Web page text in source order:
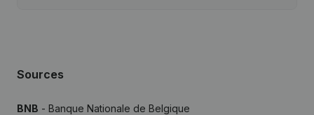
Sources
BNB - Banque Nationale de Belgique